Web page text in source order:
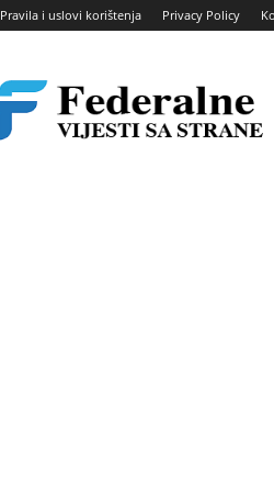
Pravila i uslovi korištenja Privacy Policy
vijesti